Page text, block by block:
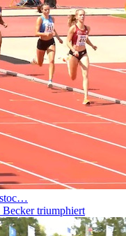
Becker triumphiert